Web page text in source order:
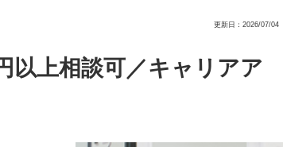
更新日：2026/07/04
以上相談可／キャリアア